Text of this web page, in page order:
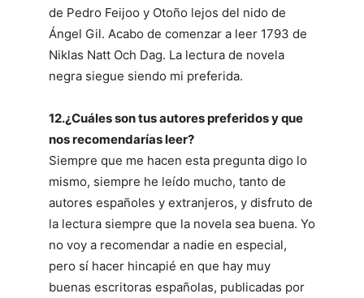
de Pedro Feijoo y Otoño lejos del nido de
Ángel Gil. Acabo de comenzar a leer 1793 de
Niklas Natt Och Dag. La lectura de novela
negra siegue siendo mi preferida.
12.¿Cuáles son tus autores preferidos y que
nos recomendarías leer?
Siempre que me hacen esta pregunta digo lo
mismo, siempre he leído mucho, tanto de
autores españoles y extranjeros, y disfruto de
la lectura siempre que la novela sea buena. Yo
no voy a recomendar a nadie en especial,
pero sí hacer hincapié en que hay muy
buenas escritoras españolas, publicadas por